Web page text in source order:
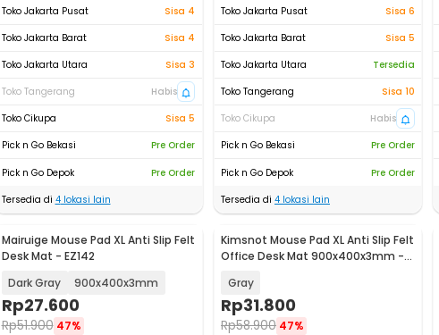
Toko Jakarta Pusat
Sisa 4
Toko Jakarta Barat
Sisa 4
Toko Jakarta Utara
Sisa 3
Toko Tangerang
Habis
Toko Cikupa
Sisa 5
Pick n Go Bekasi
Pre Order
Pick n Go Depok
Pre Order
Tersedia di 4lokasi lain
Toko Jakarta Pusat
Sisa 6
Toko Jakarta Barat
Sisa 5
Toko Jakarta Utara
Tersedia
Toko Tangerang
Sisa 10
Toko Cikupa
Habis
Pick n Go Bekasi
Pre Order
Pick n Go Depok
Pre Order
Tersedia di 4 lokasi lain
Mairuige Mouse Pad XL Anti Slip Felt
Desk Mat - EZ142
Dark Gray
900x400x3mm
Rp27.600
Rp51.900 47%
Kimsnot Mouse Pad XL Anti Slip Felt
Office Desk Mat 900x400x3mm -
Gray
Rp31.800
Rp58.900 47%